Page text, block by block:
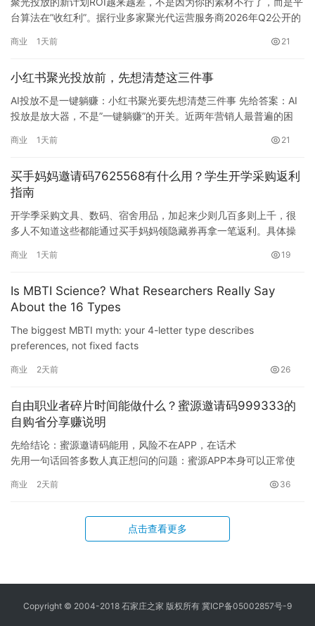
台算法在”收红利”。据行业多家聚光代运营服务商2026年Q2公开的
前30天ROI能做到1:5，第31到60天掉到1:3，第61到90天可能只剩
商业 1天前 21
小红书聚光投放前，先想清楚这三件事
AI投放不是一键躺赚：小红书聚光要先想清楚三件事 先给答案：AI
投放是放大器，不是”一键躺赚”的开关。近两年营销人最普遍的困
商业 1天前 21
买手妈妈邀请码7625568有什么用？学生开学采购返利
指南
开学季采购文具、数码、宿舍用品，加起来少则几百多则上千，很
多人不知道这些都能通过买手妈妈领隐藏券再拿一笔返利。具体操
自动匹配对应的隐藏优惠券和返利金额，领完券跳回原平台下单，
采购这一波省下来的钱够吃好几…
商业 1天前 19
Is MBTI Science? What Researchers Really Say
About the 16 Types
The biggest MBTI myth: your 4-letter type describes
preferences, not fixed facts
you are, and it do…
商业 2天前 26
自由职业者碎片时间能做什么？蜜源邀请码999333的
自购省分享赚说明
先给结论：蜜源邀请码能用，风险不在APP，在话术
先用一句话回答多数人真正想问的问题：蜜源APP本身可以正常使
在工具，而在于你被什么样的推广话术带偏。蜜源邀请码999333是
几年的实测，也先说明白：这…
商业 2天前 36
点击查看更多
Copyright © 2004-2018 石家庄之家 版权所有 冀ICP备05002857号-9